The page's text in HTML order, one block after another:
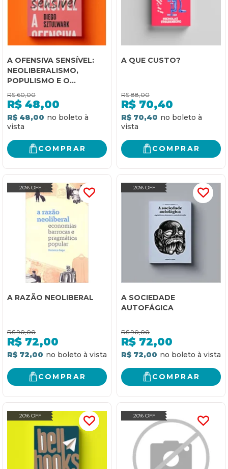
A OFENSIVA SENSÍVEL:
NEOLIBERALISMO,
POPULISMO E O
REVERSO DA POLÍTICA
R$ 60,00
R$ 48,00
R$ 48,00
COMPRAR
A QUE CUSTO?
R$ 88,00
R$ 70,40
R$ 70,40
COMPRAR
20% OFF
A RAZÃO NEOLIBERAL
R$ 90,00
R$ 72,00
R$ 72,00
COMPRAR
20% OFF
A SOCIEDADE
AUTOFÁGICA
R$ 90,00
R$ 72,00
R$ 72,00
COMPRAR
20% OFF 20% OFF